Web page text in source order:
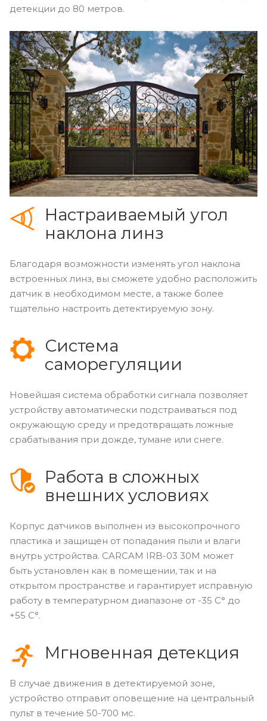
детекции до 80 метров.
Настраиваемый угол
наклона линз
Благодаря возможности изменять угол наклона
встроенных линз, вы сможете удобно расположить
датчик в необходимом месте, а также более
тщательно настроить детектируемую зону.
Система
саморегуляции
Новейшая система обработки сигнала позволяет
устройству автоматически подстраиваться под
окружающую среду и предотвращать ложные
срабатывания при дожде, тумане или снеге.
Работа в сложных
внешних условиях
Корпус датчиков выполнен из высокопрочного
пластика и защищен от попадания пыли и влаги
внутрь устройства. CARCAM IRB-03 30M может
быть установлен как в помещении, так и на
открытом пространстве и гарантирует исправную
работу в температурном диапазоне от -35 С° до
+55 С°.
Мгновенная детекция
В случае движения в детектируемой зоне,
устройство отправит оповещение на центральный
пульт в течение 50-700 мс.